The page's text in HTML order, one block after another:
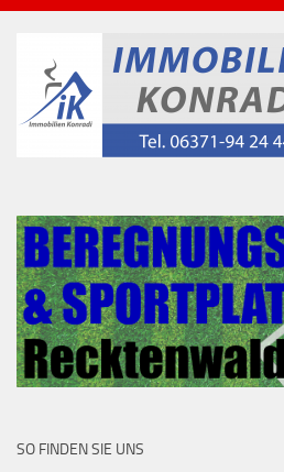
SO FINDEN SIE UNS